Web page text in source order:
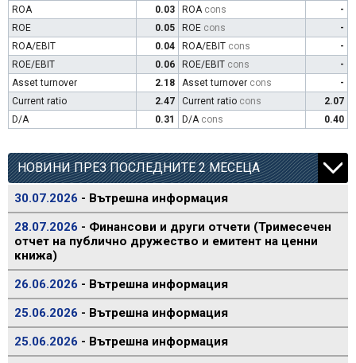
ROA 0.03 ROA cons
-
ROE
0.05 ROE cons
-
ROA/EBIT
0.04 ROA/EBIT cons
-
ROE/EBIT
0.06 ROE/EBIT cons
-
Asset turnover
2.18 Asset turnover cons
-
Current ratio
2.47 Current ratio cons
2.07
D/A
0.31 D/A cons 0.40
НОВИНИ ПРЕЗ ПОСЛЕДНИТЕ 2 МЕСЕЦА
30.07.2026 - Вътрешна информация
28.07.2026 - Финансови и други отчети (Тримесечен
отчет на публично дружество и емитент на ценни
книжа)
26.06.2026 - Вътрешна информация
25.06.2026 - Вътрешна информация
25.06.2026 - Вътрешна информация